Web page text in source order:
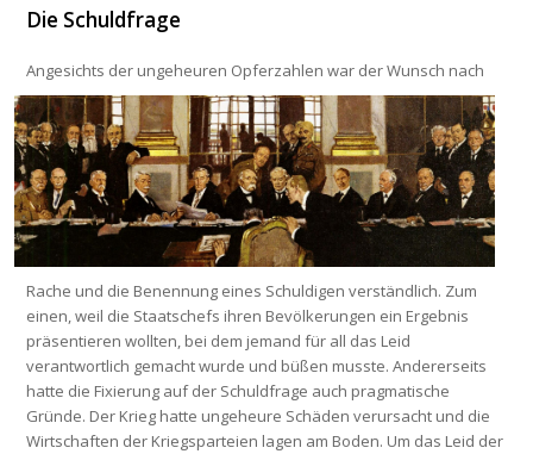
Die Schuldfrage
Angesichts der ungeheuren Opferzahlen war der Wunsch nach
Rache und die Benennung eines Schuldigen verständlich. Zum
einen, weil die Staatschefs ihren Bevölkerungen ein Ergebnis
präsentieren wollten, bei dem jemand für all das Leid
verantwortlich gemacht wurde und büßen musste. Andererseits
hatte die Fixierung auf der Schuldfrage auch pragmatische
Gründe. Der Krieg hatte ungeheure Schäden verursacht und die
Wirtschaften der Kriegsparteien lagen am Boden. Um das Leid der